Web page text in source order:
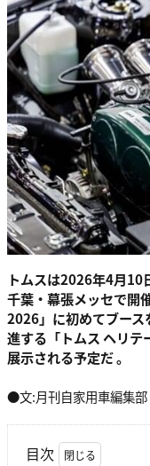
トムスは2026年4月10
千葉・幕張メッセで開
2026」に初めてブース
進する「トムス ヘリ
展示される予定だ 。
●文:月刊自家用車編集部
目次